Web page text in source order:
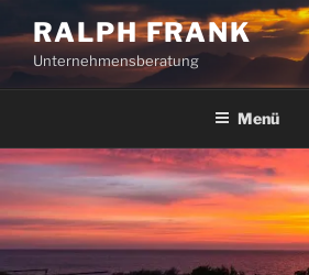
Inhalt
springen
RALPH FRANK
Unternehmensberatung
Menü